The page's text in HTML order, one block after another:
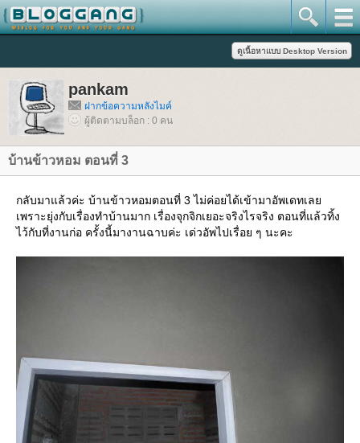
pankam
ฝากข้อความหลังไมค์
ผู้ติดตามบล็อก : 0 คน
บ้านข้าวหอม ตอนที่ 3
กลับมาแล้วค่ะ บ้านข้าวหอมตอนที่ 3 ไม่ค่อยได้เข้ามาอัพเดทเล
เพราะยุ่งกับเรื่องทำบ้านมาก เรื่องจุกจิกเยอะจริงไรจริง ตอนที่แล้วทิ้ง
ไว้กับที่งานก่อ ครั้งนี้มางานฉาบค่ะ เด่วอัพไปเรื่อย ๆ นะคะ